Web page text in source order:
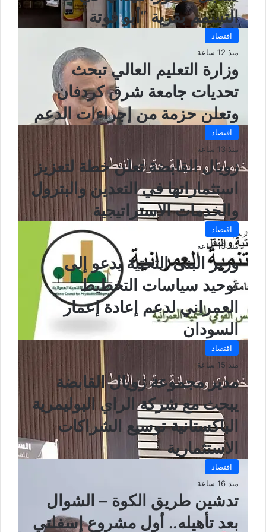
التسمم بقرية “أبو قوتة
اقتصاد
منذ 12 ساعة
وزارة التعليم العالي تبحث
تحديات جامعة شرق كردفان
وتعلن حزمة من إجراءات الدعم
اقتصاد
منذ 13 ساعة
زويال القابضة تعلن خطة لتعزيز
استثماراتها في التعدين والبترول
والخدمات الاستراتيجية
اقتصاد
منذ 13 ساعة
وزير البنى التحتية يدعو إلى
توحيد سياسات التخطيط
العمراني لدعم إعادة إعمار
السودان
اقتصاد
منذ 15 ساعة
مدير مجموعة زويال القابضة
يبحث مع شركة الراي البوليمرية
الباكستانية توسيع الشراكات
الاستثمارية
اقتصاد
منذ 16 ساعة
تدشين طريق الكوة – الشوال
بعد تأهيله.. أول مشروع إسفلتي